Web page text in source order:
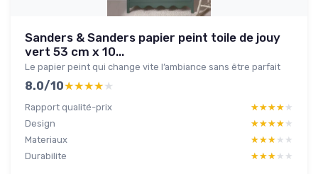
Sanders & Sanders papier peint toile de jouy
vert 53 cm x 10...
Le papier peint qui change vite l’ambiance sans être parfait
8.0/10★★★★★
★★★★★
Rapport qualité-prix ★★★★★
★★★★★
Design
★★★★★
★★★★★
Materiaux
★★★★★
★★★★★
Durabilite
★★★★★
★★★★★